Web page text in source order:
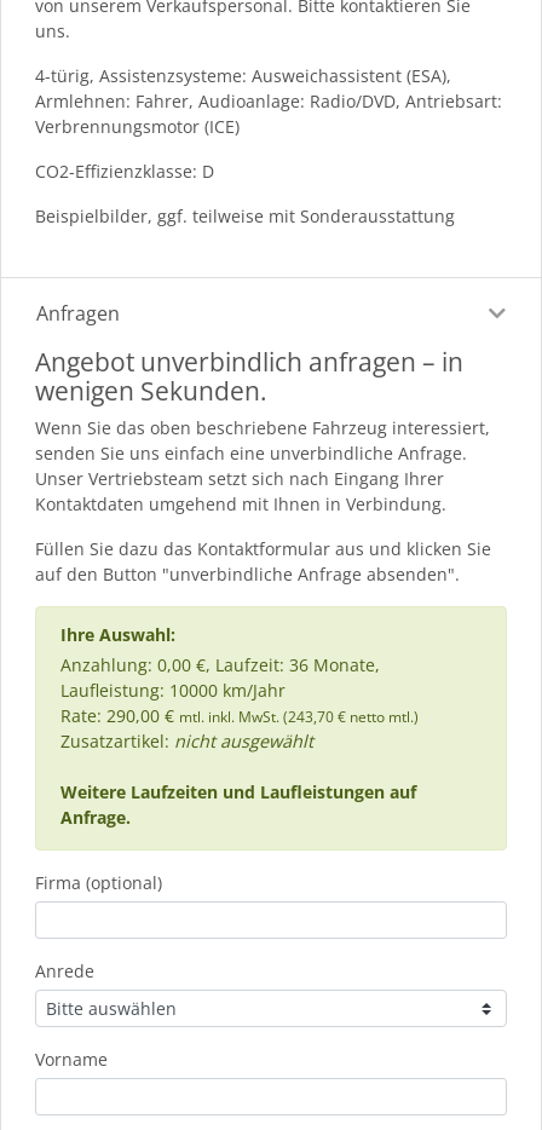
von unserem Verkaufspersonal. Bitte kontaktieren Sie
uns.
4-türig, Assistenzsysteme: Ausweichassistent (ESA),
Armlehnen: Fahrer, Audioanlage: Radio/DVD, Antriebsart:
Verbrennungsmotor (ICE)
CO2-Effizienzklasse: D
Beispielbilder, ggf. teilweise mit Sonderausstattung
Anfragen
Angebot unverbindlich anfragen – in
wenigen Sekunden.
Wenn Sie das oben beschriebene Fahrzeug interessiert,
senden Sie uns einfach eine unverbindliche Anfrage.
Unser Vertriebsteam setzt sich nach Eingang Ihrer
Kontaktdaten umgehend mit Ihnen in Verbindung.
Füllen Sie dazu das Kontaktformular aus und klicken Sie
auf den Button "unverbindliche Anfrage absenden".
Ihre Auswahl:
Anzahlung: 0,00 €, Laufzeit: 36 Monate,
Laufleistung: 10000 km/Jahr
Rate: 290,00 € mtl. inkl. MwSt. (243,70 € netto mtl.)
Zusatzartikel: nicht ausgewählt
Weitere Laufzeiten und Laufleistungen auf
Anfrage.
Firma (optional)
Anrede
Vorname